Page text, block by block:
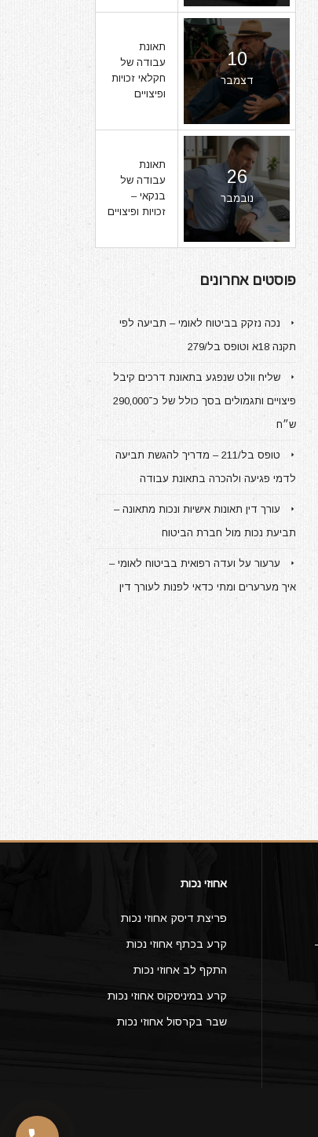
10
דצמבר
תאונת
עבודה של
חקלאי זכויות
ופיצויים
26
נובמבר
תאונת
עבודה של
בנקאי –
זכויות ופיצויים
פוסטים אחרונים
נכה נזקק בביטוח לאומי – תביעה לפי
תקנה 18א וטופס בל/279
שליח וולט שנפגע בתאונת דרכים קיבל
פיצויים ותגמולים בסך כולל של כ־290,000
ש״ח
טופס בל/211 – מדריך להגשת תביעה
לדמי פגיעה ולהכרה בתאונת עבודה
עורך דין תאונות אישיות ונכות מתאונה –
תביעת נכות מול חברת הביטוח
ערעור על ועדה רפואית בביטוח לאומי –
איך מערערים ומתי כדאי לפנות לעורך דין
אחוזי נכות
פריצת דיסק אחוזי נכות
קרע בכתף אחוזי נכות
התקף לב אחוזי נכות
קרע במיניסקוס אחוזי נכות
שבר בקרסול אחוזי נכות